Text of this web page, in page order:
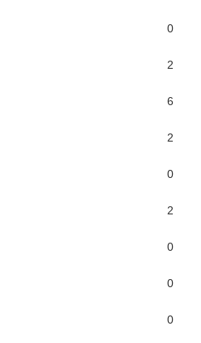
0
2
6
2
0
2
0
0
0